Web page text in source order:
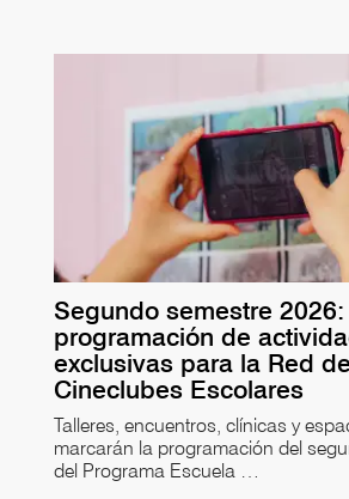
Segundo semestre
programación de
exclusivas para la Red de
Cineclubes Escolares
Talleres, encuentros, clínicas y
marcarán la programación del
del Programa Escuela …